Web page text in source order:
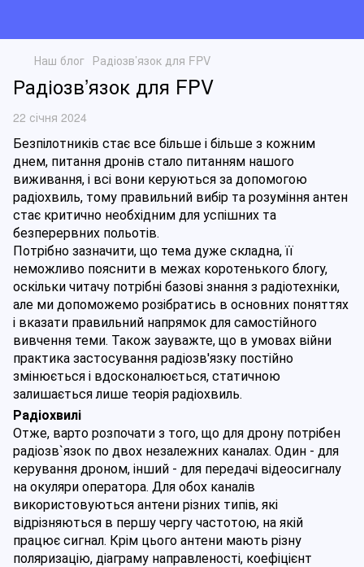
Наш блог Радіозв’язок для FPV
Радіозв’язок для FPV
22 січня 2024
Безпілотників стає все більше і більше з кожним
днем, питання дронів стало питанням нашого
виживання, і всі вони керуються за допомогою
радіохвиль, тому правильний вибір та розуміння антен
стає критично необхідним для успішних та
безперервних польотів.
Потрібно зазначити, що тема дуже складна, її
неможливо пояснити в межах коротенького блогу,
оскільки читачу потрібні базові знання з радіотехніки,
але ми допоможемо розібратись в основних поняттях
і вказати правильний напрямок для самостійного
вивчення теми. Також зауважте, що в умовах війни
практика застосування радіозв'язку постійно
змінюється і вдосконалюється, статичною
залишається лише теорія радіохвиль.
Радіохвилі
Отже, варто розпочати з того, що для дрону потрібен
радіозв`язок по двох незалежних каналах. Один - для
керування дроном, інший - для передачі відеосигналу
на окуляри оператора. Для обох каналів
використовуються антени різних типів, які
відрізняються в першу чергу частотою, на якій
працює сигнал. Крім цього антени мають різну
поляризацію, діаграму направленості, коефіцієнт